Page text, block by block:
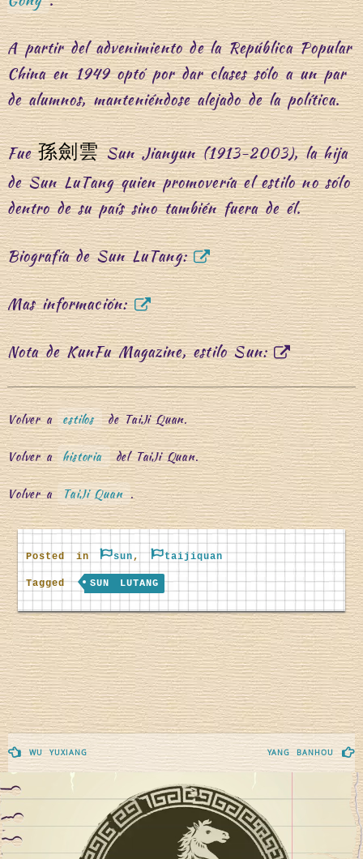
A partir del advenimiento de la República Popular
China en 1949 optó por dar clases sólo a un par
de alumnos, manteniéndose alejado de la política.
Fue孫劍雲Sun Jianyun (1913-2003), la hija
de Sun LuTang quien promovería el estilo no sólo
dentro de su país sino también fuera de él.
Biografía de Sun LuTang:
Mas información:
Nota de KunFu Magazine, estilo Sun:
Volver a estilos de TaiJi Quan.
Volver a historia del TaiJi Quan.
Volver a TaiJi Quan .
Posted in sun , taijiquan
Tagged SUN LUTANG
Navegación
de
entradas
WU YUXIANG YANG BANHOU